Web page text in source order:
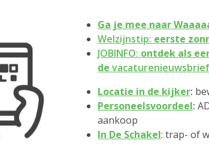
Ga je mee naar
Welzijnstip: eerste
JOBINFO: ontdek als
devacaturenieuwsbrief
Locatie in de kijker:
Personeelsvoordeel:
aankoop
In De Schakel: trap- of